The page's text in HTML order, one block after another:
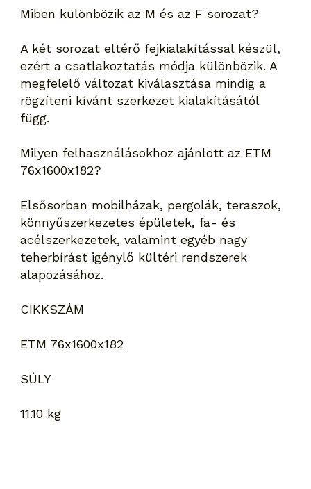
Miben különbözik az M és az F sorozat?
A két sorozat eltérő fejkialakítással készül,
ezért a csatlakoztatás módja különbözik. A
megfelelő változat kiválasztása mindig a
rögzíteni kívánt szerkezet kialakításától
függ.
Milyen felhasználásokhoz ajánlott az ETM
76x1600x182?
Elsősorban mobilházak, pergolák, teraszok,
könnyűszerkezetes épületek, fa- és
acélszerkezetek, valamint egyéb nagy
teherbírást igénylő kültéri rendszerek
alapozásához.
CIKKSZÁM
ETM 76x1600x182
SÚLY
11.10 kg